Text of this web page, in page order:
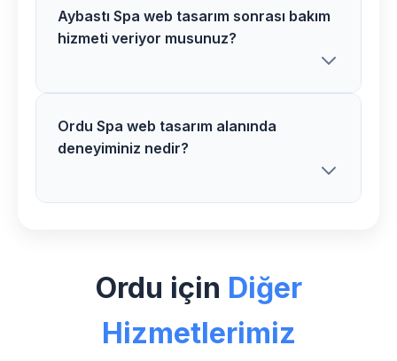
için ücretsiz danışmanlık alabilirsiniz.
Ordu bölgesinde Spa web tasarım
maliyetleri proje detaylarına göre
Aybastı Spa web tasarım sonrası bakım
hizmeti veriyor musunuz?
Evet, Aybastı bölgesindeki tüm Spa
web tasarım projelerimizde 1 yıl ücretsiz
sunuyoruz.
Ordu Spa web tasarım alanında
deneyiminiz nedir?
müşteri memnuniyeti oranımızla hizmet
veriyoruz.
Ordu için Diğer
Hizmetlerimiz